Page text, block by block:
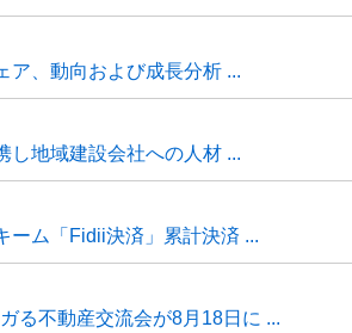
ア、動向および成長分析 ...
し地域建設会社への人材 ...
ーム「Fidii決済」累計決済 ...
る不動産交流会が8月18日に ...